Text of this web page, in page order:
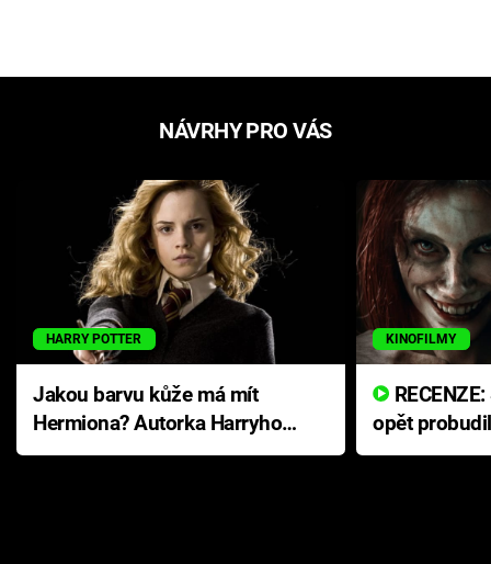
NÁVRHY PRO VÁS
HARRY POTTER
Jakou barvu kůže má mít
Hermiona? Autorka Harryho
Pottera přišla s ráznou
KINOFILMY
opět
přichází s